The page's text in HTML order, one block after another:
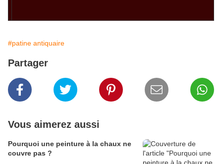
#patine antiquaire
Partager
Vous aimerez aussi
Pourquoi une peinture à la chaux ne
couvre pas ?